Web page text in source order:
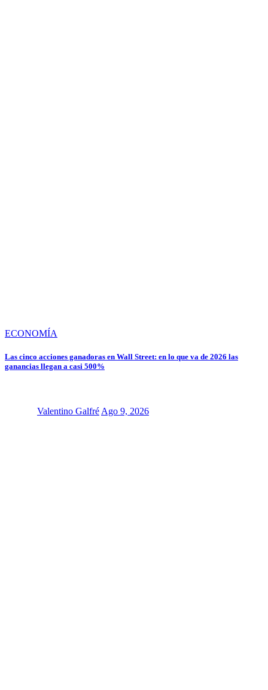
ECONOMÍA
Las cinco acciones ganadoras en Wall Street: en lo que va de 2026 las
ganancias llegan a casi 500%
Valentino Galfré Ago 9, 2026